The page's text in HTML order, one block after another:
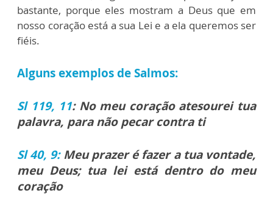
bastante, porque eles mostram a Deus que em
nosso coração está a sua Lei e a ela queremos ser
fiéis.
Alguns exemplos de Salmos:
Sl 119, 11: No meu coração atesourei tua
palavra, para não pecar contra ti
Sl 40, 9:Meu prazer é fazer a tua vontade,
meu Deus; tua lei está dentro do meu
coração